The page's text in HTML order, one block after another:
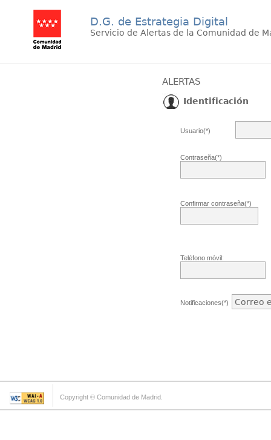
D.G. de Estrategia Digital
Servicio de Alertas de la Comunidad de
ALERTAS
Identificación
Usuario(*)
Contraseña(*)
Confirmar contraseña(*)
Teléfono móvil:
Notificaciones(*)
Copyright © Comunidad de Madrid.